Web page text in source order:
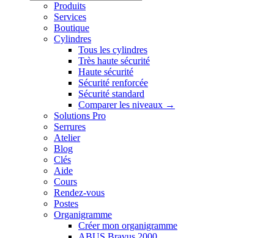
Produits
Services
Boutique
Cylindres
Tous les cylindres
Très haute sécurité
Haute sécurité
Sécurité renforcée
Sécurité standard
Comparer les niveaux →
Solutions Pro
Serrures
Atelier
Blog
Clés
Aide
Cours
Rendez-vous
Postes
Organigramme
Créer mon organigramme